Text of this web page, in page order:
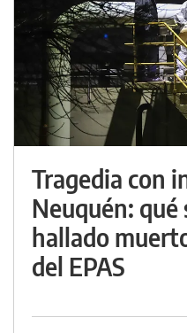
Tragedia con
Neuquén: qué
hallado
del EPAS